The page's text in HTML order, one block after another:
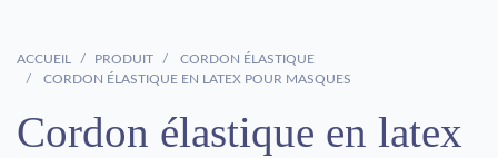
ACCUEIL PRODUIT
CORDON ÉLASTIQUE
CORDON ÉLASTIQUE EN LATEX POUR MASQUES
Cordon élastique en latex